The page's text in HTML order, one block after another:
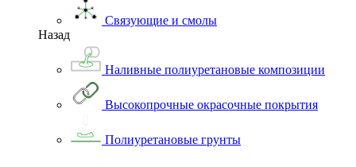
Связующие и смолы
Назад
Наливные полиуретановые композиции
Высокопрочные окрасочные покрытия
Полиуретановые грунты